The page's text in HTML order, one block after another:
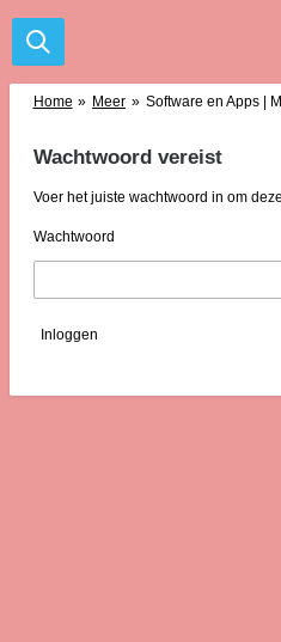
Ga
direct
Home » Meer » Software en Apps |
Wachtwoord vereist
Voer het juiste wachtwoord in om
Wachtwoord
Inloggen